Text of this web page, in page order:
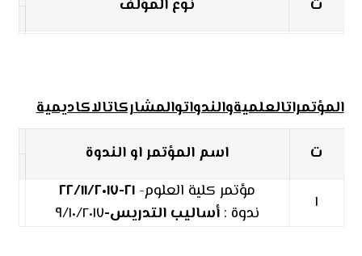
ت نوع المؤلف
المؤتمراتالعلميةوالندواتوالمشاركاتالاكاديمية
ت
اسم المؤتمر او الندوة
١ مؤتمر كلية العلوم- ٢١-٢٢/١١/٢٠١٧
ندوة : أساليب التدريس-٩/١٠/٢٠١٧